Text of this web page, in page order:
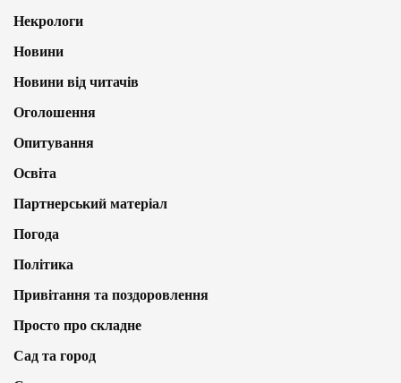
Некрологи
Новини
Новини від читачів
Оголошення
Опитування
Освіта
Партнерський матеріал
Погода
Політика
Привітання та поздоровлення
Просто про складне
Сад та город